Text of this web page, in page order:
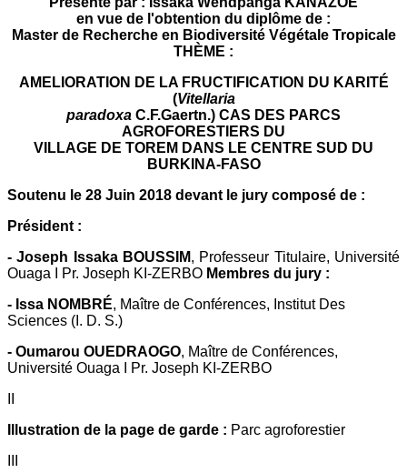
en vue de l'obtention du diplôme de :
Master de Recherche en Biodiversité Végétale Tropicale
THÈME :
AMELIORATION DE LA FRUCTIFICATION DU KARITÉ
(Vitellaria
paradoxa C.F.Gaertn.) CAS DES PARCS
AGROFORESTIERS DU
VILLAGE DE TOREM DANS LE CENTRE SUD DU
BURKINA-FASO
Soutenu le 28 Juin 2018 devant le jury composé de :
Président :
- Joseph Issaka BOUSSIM, Professeur Titulaire, Université
Ouaga I Pr. Joseph KI-ZERBO Membres du jury :
- Issa NOMBRÉ, Maître de Conférences, Institut Des
Sciences (I. D. S.)
- Oumarou OUEDRAOGO, Maître de Conférences,
Université Ouaga I Pr. Joseph KI-ZERBO
Illustration de la page de garde : Parc agroforestier